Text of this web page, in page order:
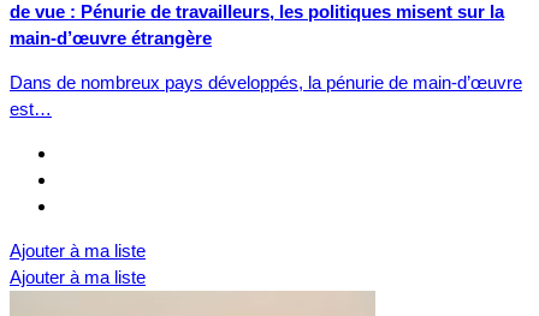
de vue : Pénurie de travailleurs, les politiques misent sur la
main-d’œuvre étrangère
Dans de nombreux pays développés, la pénurie de main-d’œuvre
est…
Ajouter à ma liste
Ajouter à ma liste